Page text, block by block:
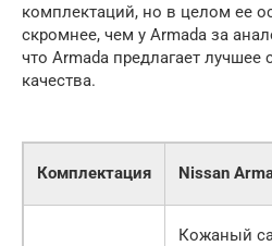
комплектаций, но в целом ее
скромнее, чем у Armada за
что Armada предлагает
качества.
Комплектация Nissan
Кожаный